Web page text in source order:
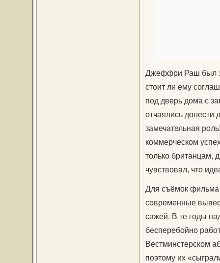
Джеффри Раш был
стоит ли ему
под дверь дома с
отчаялись донести
замечательная
коммерческом
только британцам,
чувствовал, что
Для съёмок фильма
современные
сажей. В те годы
бесперебойно
Вестминстерском
поэтому их